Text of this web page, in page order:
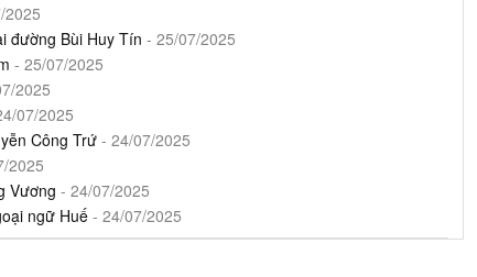
2025
đường Bùi Huy Tín - 25/07/2025
- 25/07/2025
2025
07/2025
Công Trứ - 24/07/2025
2025
Vương - 24/07/2025
ngữ Huế - 24/07/2025